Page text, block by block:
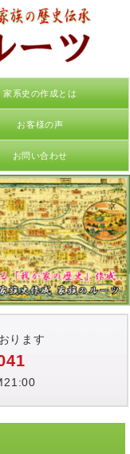
家系史の作成とは
お客様の声
お問い合わせ
ります